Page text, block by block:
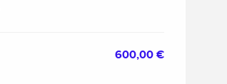
600,00 €